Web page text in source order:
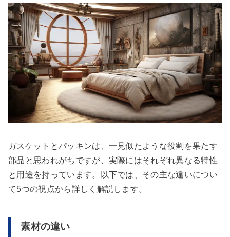
ガスケットとパッキンは、一見似たような役割を果たす
部品と思われがちですが、実際にはそれぞれ異なる特性
と用途を持っています。以下では、その主な違いについ
て5つの視点から詳しく解説します。
素材の違い